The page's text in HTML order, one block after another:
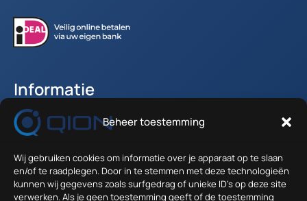
Beheer toestemming
Wij gebruiken cookies om informatie over je apparaat op te slaan
en/of te raadplegen. Door in te stemmen met deze technologieën
kunnen wij gegevens zoals surfgedrag of unieke ID's op deze site
verwerken. Als je geen toestemming geeft of de toestemming
Informatie
Accountgegevens
Verzenden en Retour
Algemene voorwaarden